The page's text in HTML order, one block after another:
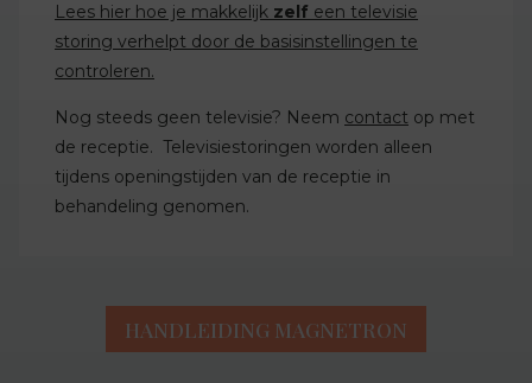
Lees hier hoe je makkelijk zelf een televisie
storing verhelpt door de basisinstellingen te
controleren.
Nog steeds geen televisie? Neem contact op met
de receptie. Televisiestoringen worden alleen
tijdens openingstijden van de receptie in
behandeling genomen.
HANDLEIDING MAGNETRON